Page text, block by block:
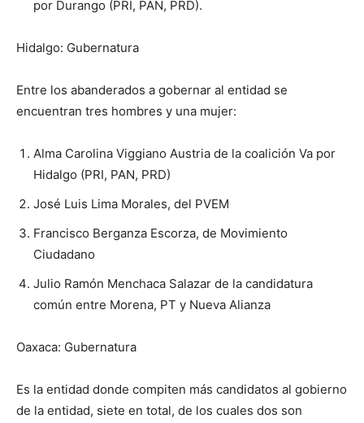
por Durango (PRI, PAN, PRD).
Hidalgo: Gubernatura
Entre los abanderados a gobernar al entidad se
encuentran tres hombres y una mujer:
Alma Carolina Viggiano Austria de la coalición Va por
Hidalgo (PRI, PAN, PRD)
José Luis Lima Morales, del PVEM
Francisco Berganza Escorza, de Movimiento
Ciudadano
Julio Ramón Menchaca Salazar de la candidatura
común entre Morena, PT y Nueva Alianza
Oaxaca: Gubernatura
Es la entidad donde compiten más candidatos al gobierno
de la entidad, siete en total, de los cuales dos son